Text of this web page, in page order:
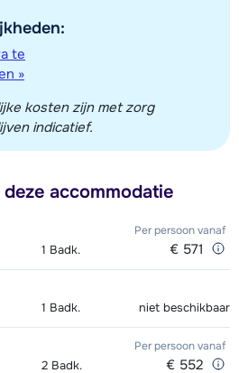
te
»
kosten zijn met zorg
indicatief.
accommodatie
Per persoonvanaf
1 Badk. € 571
1 Badk. niet beschikbaar
Per persoonvanaf
2 Badk. € 552